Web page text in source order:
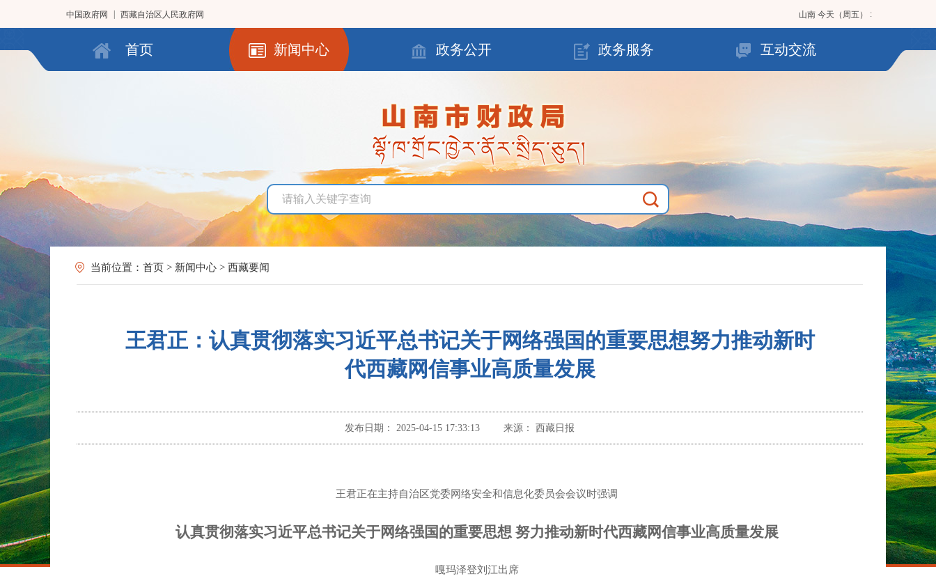
中国政府网 西藏自治区人民政府网 山南 今天（周五） :
首页 新闻中心 政务公开 政务服务 互动交流
当前位置： 首页 > 新闻中心 > 西藏要闻
王君正：认真贯彻落实习近平总书记关于网络强国的重要思想努力推动新时
代西藏网信事业高质量发展
发布日期： 2025-04-15 17:33:13 来源： 西藏日报
王君正在主持自治区党委网络安全和信息化委员会会议时强调
认真贯彻落实习近平总书记关于网络强国的重要思想 努力推动新时代西藏网信事业高质量发展
嘎玛泽登刘江出席